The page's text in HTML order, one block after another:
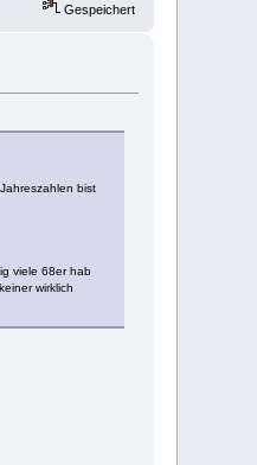
Gespeichert
bist
viele 68er hab
wirklich